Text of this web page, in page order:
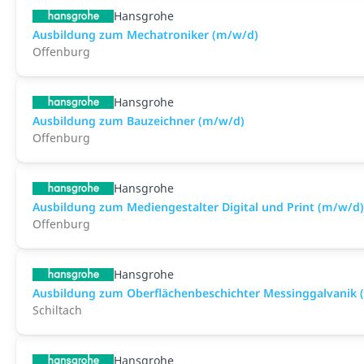
Hansgrohe
Ausbildung zum Mechatroniker (m/w/d)
Offenburg
Hansgrohe
Ausbildung zum Bauzeichner (m/w/d)
Offenburg
Hansgrohe
Ausbildung zum Mediengestalter Digital und Print (m/w/d)
Offenburg
Hansgrohe
Ausbildung zum Oberflächenbeschichter Messinggalvanik
Schiltach
Hansgrohe